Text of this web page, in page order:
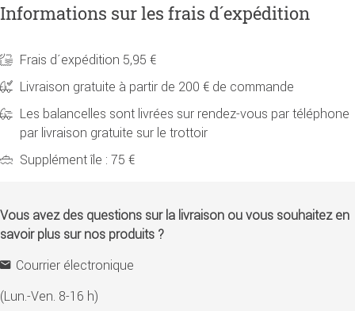
Informations sur les frais d´expédition
Frais d´expédition 5,95 €
Livraison gratuite à partir de 200 € de commande
Les balancelles sont livrées sur rendez-vous par téléphone
par livraison gratuite sur le trottoir
Supplément île : 75 €
Vous avez des questions sur la livraison ou vous souhaitez en
savoir plus sur nos produits ?
Courrier électronique
(Lun.-Ven. 8-16 h)